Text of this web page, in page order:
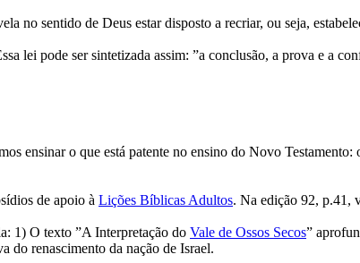
no sentido de Deus estar disposto a recriar, ou seja,
lei pode ser sintetizada assim: ”a conclusão, a prova e a
ensinar o que está patente no ensino do Novo Testamento:
de apoio à Lições Bíblicas Adultos. Na edição 92, p.41,
1) O texto ”A Interpretação do Vale de Ossos Secos”
do renascimento da nação de Israel.